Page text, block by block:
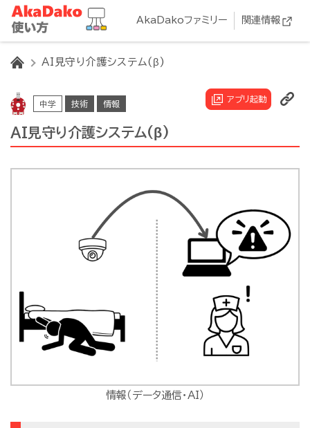
AkaDakoファミリー 関連情報
HOME
AI見守り介護システム(β)
中学 技術 情報
AI見守り介護システム(β)
アプリ起動
情報（データ通信・AI）